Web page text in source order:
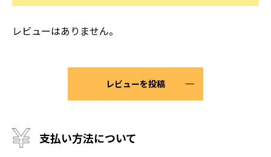
レビューはありません。
レビューを投稿
支払い方法について